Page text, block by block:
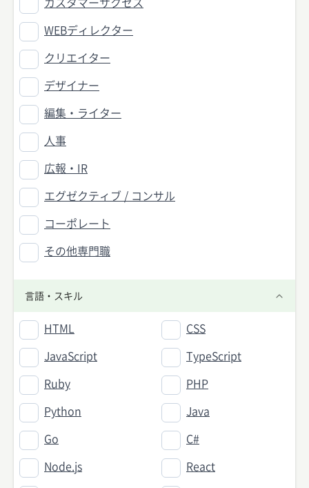
カスタマーサクセス
WEBディレクター
クリエイター
デザイナー
編集・ライター
人事
広報・IR
エグゼクティブ / コンサル
コーポレート
その他専門職
言語・スキル
HTML CSS
JavaScript TypeScript
Ruby PHP
Python Java
Go C#
Node.js React